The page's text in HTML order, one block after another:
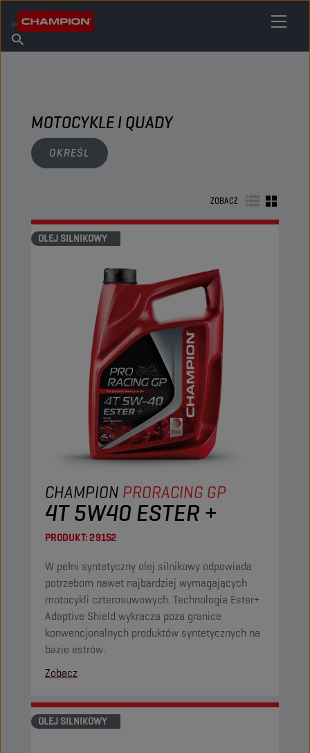
O firmie Champion
Znajdź punkt sprzedaży
MOTOCYKLE I QUADY
OKREŚL
ZOBACZ
OLEJ SILNIKOWY
CHAMPION PRORACING GP
4T 5W40 ESTER +
PRODUKT:29152
W pełni syntetyczny olej silnikowy odpowiada
potrzebom nawet najbardziej wymagających
motocykli czterosuwowych. Technologia Ester+
Adaptive Shield wykracza poza granice
konwencjonalnych produktów syntetycznych na
bazie estrów.
Zobacz
OLEJ SILNIKOWY